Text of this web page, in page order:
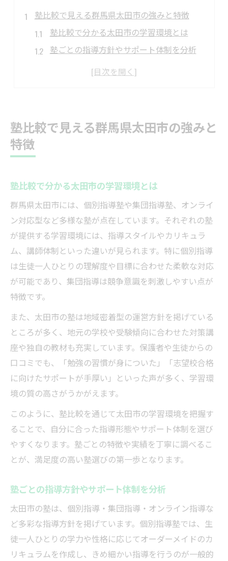
塾比較で見える群馬県太田市の強みと特徴
塾比較で分かる太田市の学習環境とは
塾ごとの指導方針やサポート体制を分析
塾比較から見た地域密着型の特徴
子どもの成長を支える太田市の塾選び術
塾選びで子どもの成長を最大化する方法
塾選びで重視すべき保護者目線のポイント
子どもの個性に合う塾比較の着眼点
個別指導と集団指導の違いを徹底解説
塾比較で分かる個別指導のメリット
集団指導塾の特徴と学習効果を解説
個別指導塾と集団指導塾の選び方のコツ
学年別に考える太田市の塾比較ポイント
塾比較で分かる小学生向け指導内容
中学生におすすめの塾比較ポイント
高校生向け塾選びの注目ポイントとは
学年別に見る塾比較のコツと注意点
塾比較で押さえたい進学サポート体制
口コミから分かる塾選び成功の秘訣とは
塾比較と口コミで見る満足度の違い
口コミを活用した塾選びのポイント
塾比較で分かる保護者の評価基準とは
塾選びで重要な口コミ情報の見極め方
料金やサービス内容で塾を検討するコツ
塾比較でわかる料金体系と特徴まとめ
塾比較で見える群馬県太田市の強みと
特徴
塾比較で分かる太田市の学習環境とは
群馬県太田市には、個別指導塾や集団指導塾、オンライ
ン対応型など多様な塾が点在しています。それぞれの塾
が提供する学習環境には、指導スタイルやカリキュラ
ム、講師体制といった違いが見られます。特に個別指導
は生徒一人ひとりの理解度や目標に合わせた柔軟な対応
が可能であり、集団指導は競争意識を刺激しやすい点が
特徴です。
また、太田市の塾は地域密着型の運営方針を掲げている
ところが多く、地元の学校や受験傾向に合わせた対策講
座や独自の教材も充実しています。保護者や生徒からの
口コミでも、「勉強の習慣が身についた」「志望校合格
に向けたサポートが手厚い」といった声が多く、学習環
境の質の高さがうかがえます。
このように、塾比較を通じて太田市の学習環境を把握す
ることで、自分に合った指導形態やサポート体制を選び
やすくなります。塾ごとの特徴や実績を丁寧に調べるこ
とが、満足度の高い塾選びの第一歩となります。
塾ごとの指導方針やサポート体制を分析
太田市の塾は、個別指導・集団指導・オンライン指導な
ど多彩な指導方針を掲げています。個別指導塾では、生
徒一人ひとりの学力や性格に応じてオーダーメイドのカ
リキュラムを作成し、きめ細かい指導を行うのが一般的